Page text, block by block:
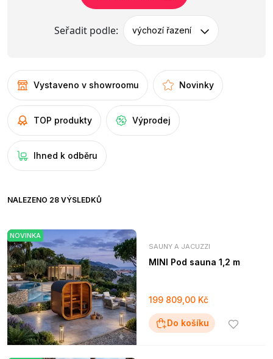
Seřadit podle: výchozí řazení
Vystaveno v showroomu Novinky
TOP produkty Výprodej
Ihned k odběru
NALEZENO 28 VÝSLEDKŮ
NOVINKA
SAUNY A JACUZZI
MINI Pod sauna 1,2 m
199 809,00 Kč
Do košíku